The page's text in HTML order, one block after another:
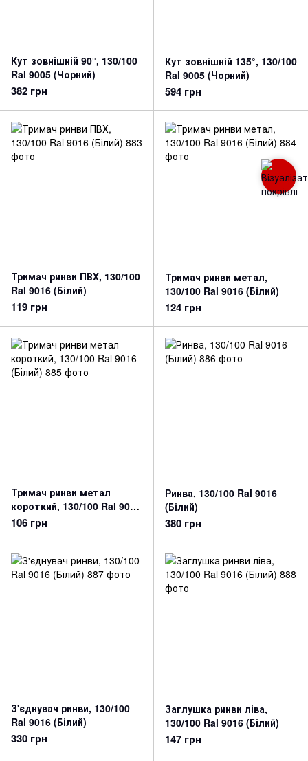
Кут зовнішній 90°, 130/100
Ral 9005 (Чорний)
382 грн
Кут зовнішній 135°, 130/100
Ral 9005 (Чорний)
594 грн
Тримач ринви ПВХ, 130/100
Ral 9016 (Білий)
119 грн
Тримач ринви метал,
130/100 Ral 9016 (Білий)
124 грн
Тримач ринви метал
короткий, 130/100 Ral 9016
(Білий)
106 грн
Ринва, 130/100 Ral 9016
(Білий)
380 грн
З'єднувач ринви, 130/100
Ral 9016 (Білий)
330 грн
Заглушка ринви ліва,
130/100 Ral 9016 (Білий)
147 грн